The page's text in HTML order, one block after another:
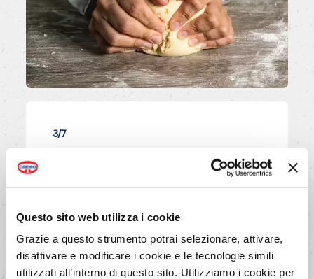
Questo sito web utilizza i cookie
Grazie a questo strumento potrai selezionare, attivare,
disattivare e modificare i cookie e le tecnologie simili
utilizzati all’interno di questo sito. Utilizziamo i cookie per
3/7
Per il ripieno, in una ciotola
mescola le albicocche con lo
l'estratto e l'amido di mais.
AVANTI